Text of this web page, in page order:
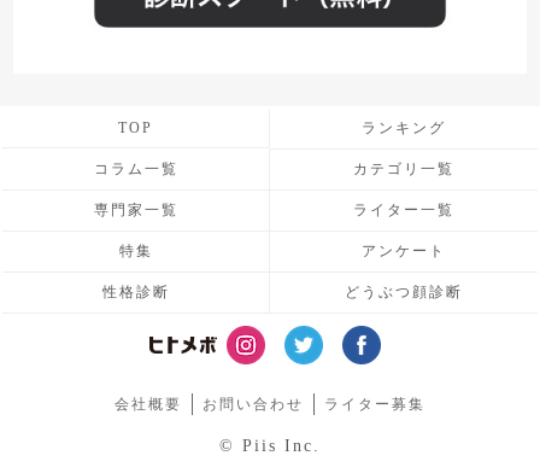
TOP ランキング
コラム一覧 カテゴリ一覧
専門家一覧 ライター一覧
特集 アンケート
性格診断 どうぶつ顔診断
会社概要 お問い合わせ ライター募集
© Piis Inc.